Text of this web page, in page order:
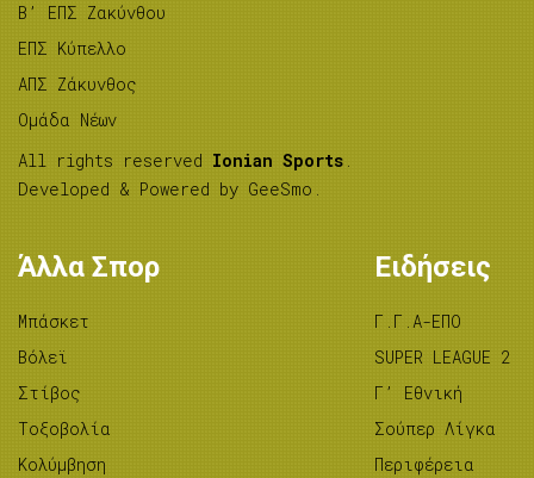
B’ ΕΠΣ Ζακύνθου
ΕΠΣ Κύπελλο
ΑΠΣ Ζάκυνθος
Ομάδα Νέων
All rights reserved Ionian Sports .
Developed & Powered by GeeSmo .
Άλλα Σπορ
Μπάσκετ
Βόλεϊ
Στίβος
Tοξοβολία
Κολύμβηση
Ειδήσεις
Γ.Γ.Α-ΕΠΟ
SUPER LEAGUE 2
Γ’ Εθνική
Σούπερ Λίγκα
Περιφέρεια